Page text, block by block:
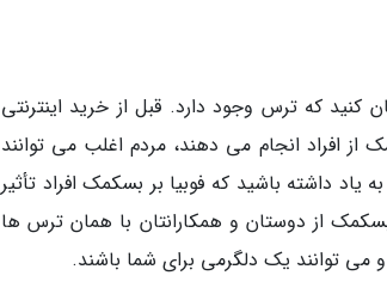
که ترس وجود دارد. قبل از خرید اینترنتی
از افراد انجام می دهند، مردم اغلب می توانند
داشته باشید که فوبیا بر بسکمک افراد تأثیر
از دوستان و همکارانتان با همان ترس ها
می توانند یک دلگرمی برای شما باشند.